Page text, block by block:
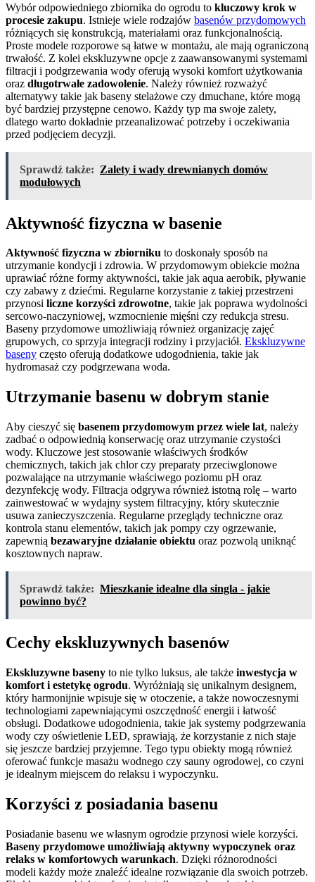
Wybór odpowiedniego zbiornika do ogrodu to kluczowy krok w
procesie zakupu. Istnieje wiele rodzajów basenów przydomowych
różniących się konstrukcją, materiałami oraz funkcjonalnością.
Proste modele rozporowe są łatwe w montażu, ale mają ograniczoną
trwałość. Z kolei ekskluzywne opcje z zaawansowanymi systemami
filtracji i podgrzewania wody oferują wysoki komfort użytkowania
oraz długotrwałe zadowolenie. Należy również rozważyć
alternatywy takie jak baseny stelażowe czy dmuchane, które mogą
być bardziej przystępne cenowo. Każdy typ ma swoje zalety,
dlatego warto dokładnie przeanalizować potrzeby i oczekiwania
przed podjęciem decyzji.
Sprawdź także: Zalety i wady drewnianych domów
modułowych
Aktywność fizyczna w basenie
Aktywność fizyczna w zbiorniku to doskonały sposób na
utrzymanie kondycji i zdrowia. W przydomowym obiekcie można
uprawiać różne formy aktywności, takie jak aqua aerobik, pływanie
czy zabawy z dziećmi. Regularne korzystanie z takiej przestrzeni
przynosi liczne korzyści zdrowotne, takie jak poprawa wydolności
sercowo-naczyniowej, wzmocnienie mięśni czy redukcja stresu.
Baseny przydomowe umożliwiają również organizację zajęć
grupowych, co sprzyja integracji rodziny i przyjaciół. Ekskluzywne
baseny często oferują dodatkowe udogodnienia, takie jak
hydromasaż czy podgrzewana woda.
Utrzymanie basenu w dobrym stanie
Aby cieszyć się basenem przydomowym przez wiele lat, należy
zadbać o odpowiednią konserwację oraz utrzymanie czystości
wody. Kluczowe jest stosowanie właściwych środków
chemicznych, takich jak chlor czy preparaty przeciwglonowe
pozwalające na utrzymanie właściwego poziomu pH oraz
dezynfekcję wody. Filtracja odgrywa również istotną rolę – warto
zainwestować w wydajny system filtracyjny, który skutecznie
usuwa zanieczyszczenia. Regularne przeglądy techniczne oraz
kontrola stanu elementów, takich jak pompy czy ogrzewanie,
zapewnią bezawaryjne działanie obiektu oraz pozwolą uniknąć
kosztownych napraw.
Sprawdź także: Mieszkanie idealne dla singla - jakie
powinno być?
Cechy ekskluzywnych basenów
Ekskluzywne baseny to nie tylko luksus, ale także inwestycja w
komfort i estetykę ogrodu. Wyróżniają się unikalnym designem,
który harmonijnie wpisuje się w otoczenie, a także nowoczesnymi
technologiami zapewniającymi oszczędność energii i łatwość
obsługi. Dodatkowe udogodnienia, takie jak systemy podgrzewania
wody czy oświetlenie LED, sprawiają, że korzystanie z nich staje
się jeszcze bardziej przyjemne. Tego typu obiekty mogą również
oferować funkcje masażu wodnego czy sauny ogrodowej, co czyni
je idealnym miejscem do relaksu i wypoczynku.
Korzyści z posiadania basenu
Posiadanie basenu we własnym ogrodzie przynosi wiele korzyści.
Baseny przydomowe umożliwiają aktywny wypoczynek oraz
relaks w komfortowych warunkach. Dzięki różnorodności
modeli każdy może znaleźć idealne rozwiązanie dla swoich potrzeb.